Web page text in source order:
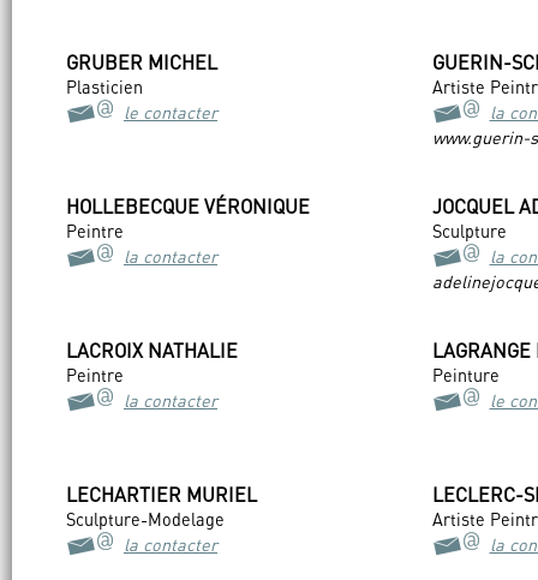
GRUBER MICHEL
Plasticien
le contacter
GUERIN-
Artiste
la
www.guerin-
HOLLEBECQUE VÉRONIQUE
Peintre
la contacter
JOCQUEL
Sculpture
la
LACROIX NATHALIE
Peintre
la contacter
Peinture
le
LECHARTIER MURIEL
Sculpture-Modelage
la contacter
LECLERC-
Artiste
la